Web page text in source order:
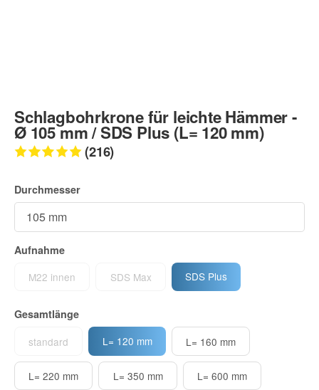
Schlagbohrkrone für leichte Hämmer -
Ø 105 mm / SDS Plus (L= 120 mm)
(216)
Durchmesser
Aufnahme
M22 innen
SDS Max SDS Plus
Gesamtlänge
standard
L= 120 mm L= 160 mm
L= 220 mm L= 350 mm L= 600 mm